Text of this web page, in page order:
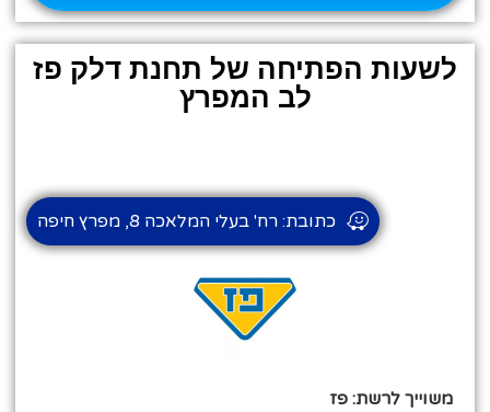
לשעות הפתיחה של תחנת דלק פז
לב המפרץ
משוייך לרשת: פז
כתובת: רח' בעלי המלאכה 8, מפרץ חיפה